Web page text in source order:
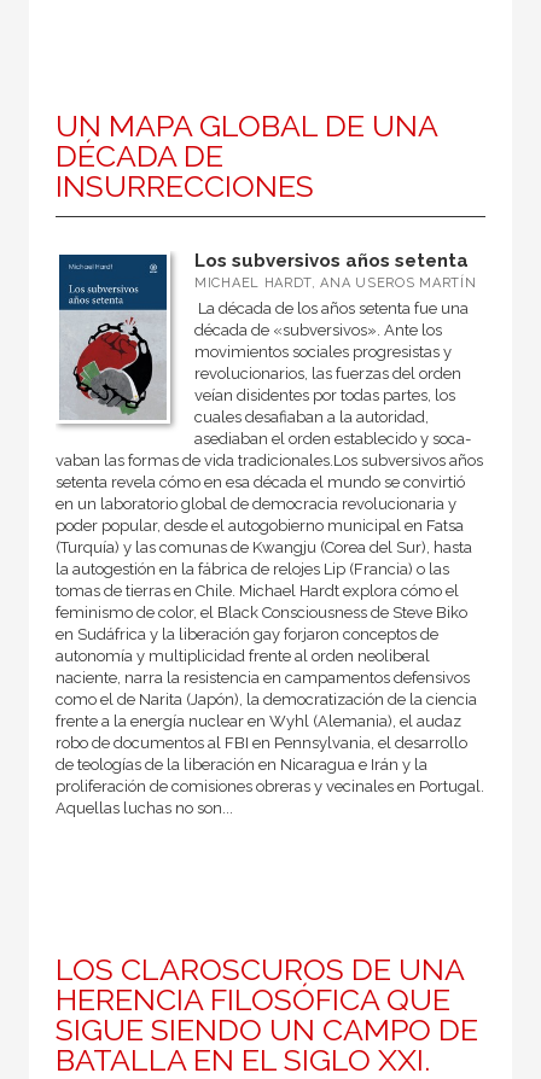
UN MAPA GLOBAL DE UNA
DÉCADA DE
INSURRECCIONES
Los subversivos años setenta
MICHAEL HARDT, ANA USEROS MARTÍN
La década de los años setenta fue una
década de «subversivos». Ante los
movimientos sociales progresistas y
revolucionarios, las fuerzas del orden
veían disidentes por todas partes, los
cuales desafiaban a la autoridad,
asediaban el orden establecido y soca­
vaban las formas de vida tradicionales.Los subversivos años
setenta revela cómo en esa década el mundo se convirtió
en un laboratorio global de democracia revoluciona­ria y
poder popular, desde el autogobierno municipal en Fatsa
(Turquía) y las comunas de Kwangju (Corea del Sur), hasta
la au­togestión en la fábrica de relojes Lip (Francia) o las
tomas de tie­rras en Chile. Michael Hardt explora cómo el
feminismo de color, el Black Consciousness de Steve Biko
en Sudáfrica y la liberación gay forjaron conceptos de
autonomía y multiplicidad frente al orden neoliberal
naciente, narra la resistencia en campamentos defensivos
como el de Narita (Japón), la democratización de la ciencia
frente a la energía nuclear en Wyhl (Alemania), el audaz
robo de documentos al FBI en Pennsylvania, el desarrollo
de teo­logías de la liberación en Nicaragua e Irán y la
proliferación de comisiones obreras y vecinales en Portugal.
Aquellas luchas no son...
LOS CLAROSCUROS DE UNA
HERENCIA FILOSÓFICA QUE
SIGUE SIENDO UN CAMPO DE
BATALLA EN EL SIGLO XXI.